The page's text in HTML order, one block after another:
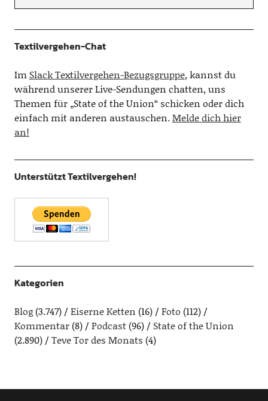
Textilvergehen-Chat
Im Slack Textilvergehen-Bezugsgruppe, kannst du
während unserer Live-Sendungen chatten, uns
Themen für „State of the Union“ schicken oder dich
einfach mit anderen austauschen.Melde dich hier
an!
Unterstützt Textilvergehen!
Kategorien
Blog(3.747) Eiserne Ketten (16) Foto (112)
Kommentar(8) Podcast(96)
State of the Union
(2.890)
Teve Tor des Monats (4)